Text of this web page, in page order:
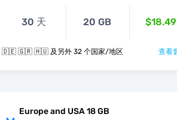
30 天 20 GB $18.49
🇩🇪 🇬🇷 🇭🇺 及另外 32 个国家/地区 查看
Europe and USA 18 GB